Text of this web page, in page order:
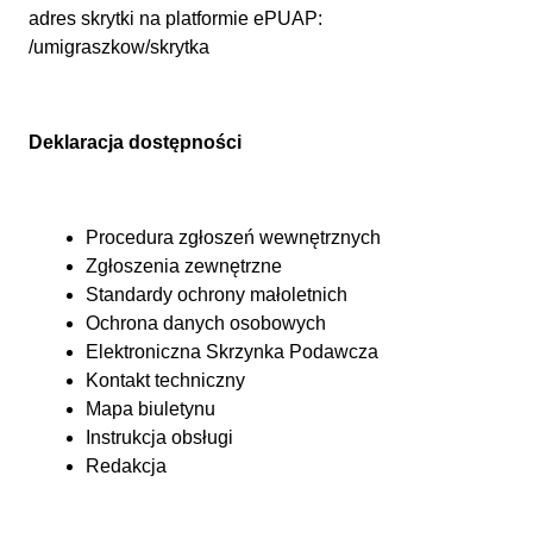
adres skrytki na platformie ePUAP:
/umigraszkow/skrytka
Deklaracja dostępności
Procedura zgłoszeń wewnętrznych
Zgłoszenia zewnętrzne
Standardy ochrony małoletnich
Ochrona danych osobowych
Elektroniczna Skrzynka Podawcza
Kontakt techniczny
Mapa biuletynu
Instrukcja obsługi
Redakcja